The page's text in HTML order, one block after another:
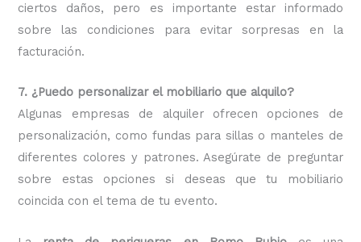
ciertos daños, pero es importante estar informado
sobre las condiciones para evitar sorpresas en la
facturación.
7. ¿Puedo personalizar el mobiliario que alquilo?
Algunas empresas de alquiler ofrecen opciones de
personalización, como fundas para sillas o manteles de
diferentes colores y patrones. Asegúrate de preguntar
sobre estas opciones si deseas que tu mobiliario
coincida con el tema de tu evento.